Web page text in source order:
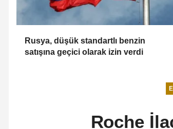
Rusya, düşük standartlı benzin
satışına geçici olarak izin verdi
Roche